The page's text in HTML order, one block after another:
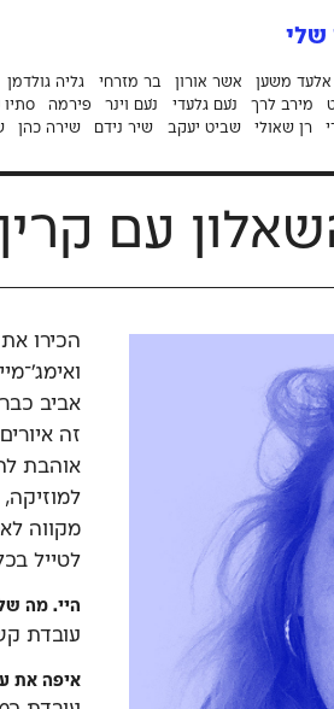
שלי
אלעד משען אשר אורון בר מזרחי גליה גולדמן
מירב לרך נֹעם גלעדי נֹעם וינר פירמה סתיו
רן שאולי שביט יעקב שיר נידם שירה כהן
עם
אביב
זה
אוהבת
מקווה
לטייל
היי. מה
עובדת
איפה את